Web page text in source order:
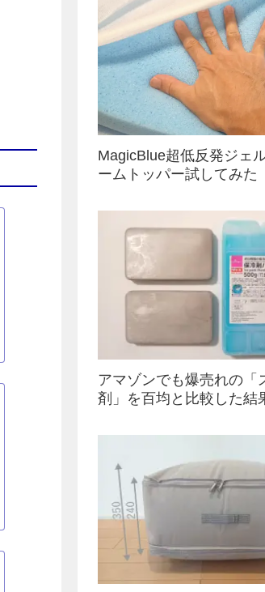
MagicBlue超低反発ジェ
ームトッパー試してみた
アマゾンでも爆売れの「
剤」を百均と比較した結